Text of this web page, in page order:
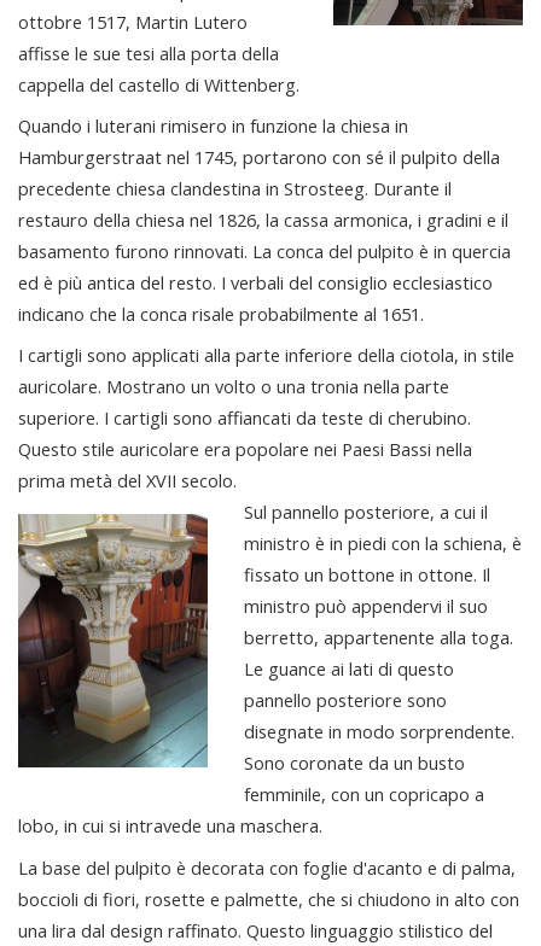
ottobre 1517, Martin Lutero
affisse le sue tesi alla porta della
cappella del castello di Wittenberg.
Quando i luterani rimisero in funzione la chiesa in
Hamburgerstraat nel 1745, portarono con sé il pulpito della
precedente chiesa clandestina in Strosteeg. Durante il
restauro della chiesa nel 1826, la cassa armonica, i gradini e il
basamento furono rinnovati. La conca del pulpito è in quercia
ed è più antica del resto. I verbali del consiglio ecclesiastico
indicano che la conca risale probabilmente al 1651.
I cartigli sono applicati alla parte inferiore della ciotola, in stile
auricolare. Mostrano un volto o una tronia nella parte
superiore. I cartigli sono affiancati da teste di cherubino.
Questo stile auricolare era popolare nei Paesi Bassi nella
prima metà del XVII secolo.
Sul pannello posteriore, a cui il
ministro è in piedi con la schiena, è
fissato un bottone in ottone. Il
ministro può appendervi il suo
berretto, appartenente alla toga.
Le guance ai lati di questo
pannello posteriore sono
disegnate in modo sorprendente.
Sono coronate da un busto
femminile, con un copricapo a
lobo, in cui si intravede una maschera.
La base del pulpito è decorata con foglie d'acanto e di palma,
boccioli di fiori, rosette e palmette, che si chiudono in alto con
una lira dal design raffinato. Questo linguaggio stilistico del